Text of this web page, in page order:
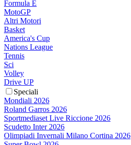
Formula E
MotoGP
Altri Motori
Basket
America's Cup
Nations League
Tennis
Sci
Volley
Drive UP
Speciali
Mondiali 2026
Roland Garros 2026
Sportmediaset Live Riccione 2026
Scudetto Inter 2026
Olimpiadi Invernali Milano Cortina 2026